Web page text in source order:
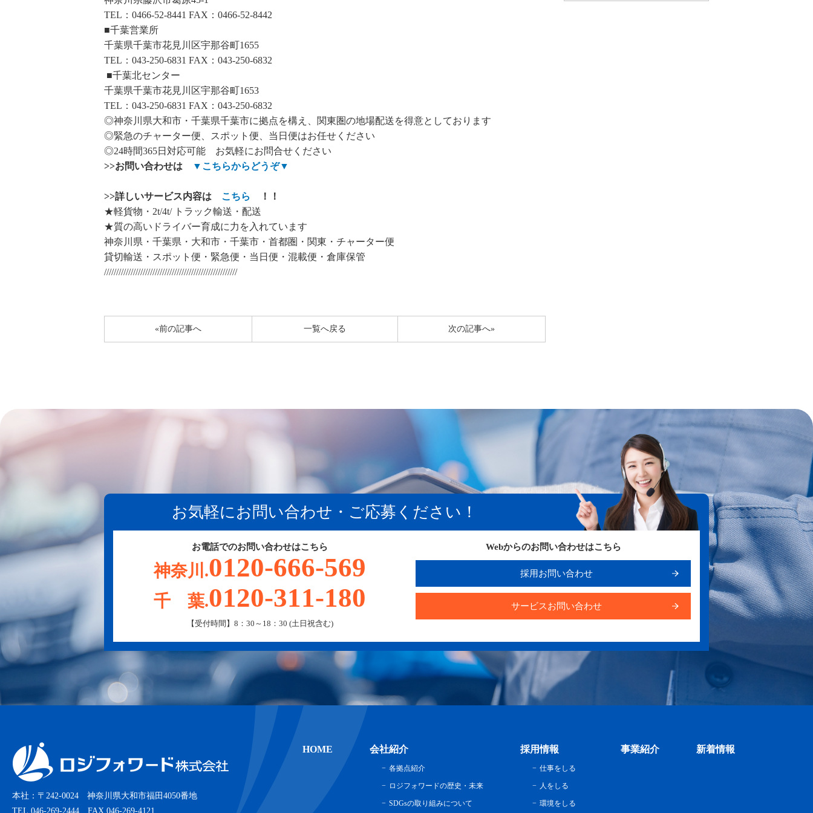
TEL：0466-52-8441 FAX：0466-52-8442
■千葉営業所
千葉県千葉市花見川区宇那谷町1655
TEL：043-250-6831 FAX：043-250-6832
■千葉北センター
千葉県千葉市花見川区宇那谷町1653
TEL：043-250-6831 FAX：043-250-6832
◎神奈川県大和市・千葉県千葉市に拠点を構え、関東圏の地場配送を得意としております
◎緊急のチャーター便、スポット便、当日便はお任せください
◎24時間365日対応可能 お気軽にお問合せください
>>お問い合わせは ▼ こちらからどうぞ▼
>>詳しいサービス内容は こちら
！！
★軽貨物・2t/4t/ トラック輸送・配送
★質の高いドライバー育成に力を入れています
神奈川県・千葉県・大和市・千葉市・首都圏・関東・チャーター便
貸切輸送・スポット便・緊急便・当日便・混載便・倉庫保管
///////////////////////////////////////////////////////
«前の記事へ 次の記事へ»
一覧へ戻る
お気軽にお問い合わせ・ご応募ください！
お電話でのお問い合わせはこちら
神奈川.0120-666-569
千 葉.0120-311-180
【受付時間】8：30～18：30 (土日祝含む)
Webからのお問い合わせはこちら
採用お問い合わせ
サービスお問い合わせ
本社：〒242-0024 神奈川県大和市福田4050番地
TEL.046-269-2444 FAX.046-269-4121
HOME 会社紹介
各拠点紹介
ロジフォワードの歴史・未来
SDGsの取り組みについて
採用情報
仕事をしる
人をしる
環境をしる
事業紹介 新着情報